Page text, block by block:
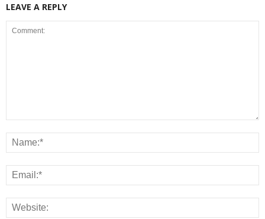
LEAVE A REPLY